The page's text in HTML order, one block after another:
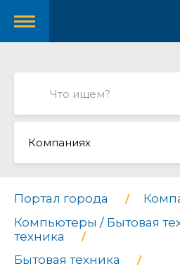
Компаниях
Портал города
Компьютеры / Бытовая
техника
Бытовая техника